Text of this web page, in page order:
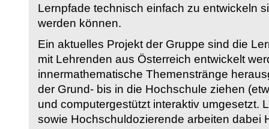
Lernpfade technisch einfach zu entwickeln
werden können.
Ein aktuelles Projekt der Gruppe sind die
mit Lehrenden aus Österreich entwickelt
innermathematische Themenstränge
der Grund- bis in die Hochschule ziehen
und computergestützt interaktiv umgesetzt.
sowie Hochschuldozierende arbeiten dabei